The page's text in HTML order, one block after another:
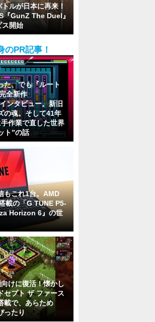
ルが日本に再来！
『GunZ The Duel』
ス開始
のPR記事！
た、でも『ルート
全新作
ンタビュー。新旧
の魂。そして41年
作業で直した世界
ト”の話
もこれ1台。AMD
載の「G TUNE P5-
Horizon 6』の世
けに復活！懐かし
セプト ザ ファース
載で、あらため
ったり